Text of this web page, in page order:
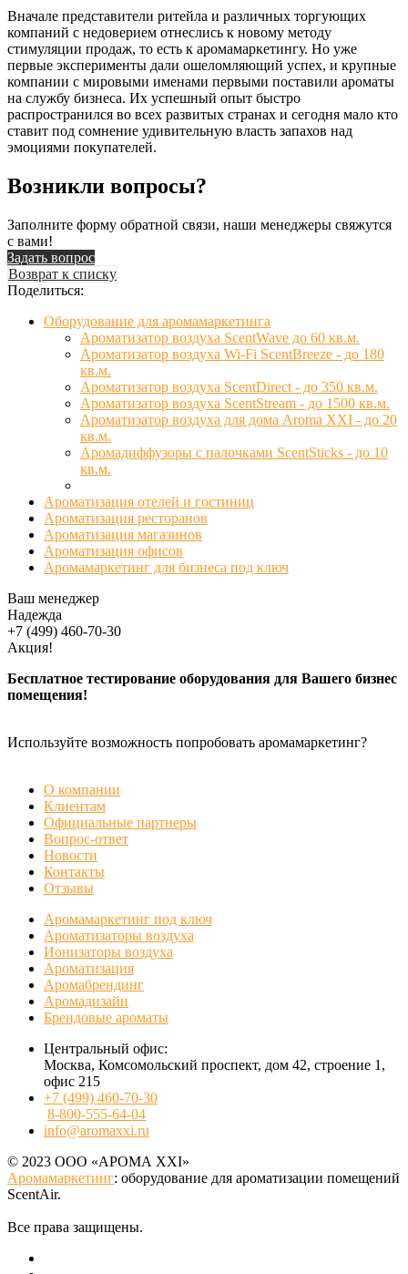
Вначале представители ритейла и различных торгующих
компаний с недоверием отнеслись к новому методу
стимуляции продаж, то есть к аромамаркетингу. Но уже
первые эксперименты дали ошеломляющий успех, и крупные
компании с мировыми именами первыми поставили ароматы
на службу бизнеса. Их успешный опыт быстро
распространился во всех развитых странах и сегодня мало кто
ставит под сомнение удивительную власть запахов над
эмоциями покупателей.
Возникли вопросы?
Заполните форму обратной связи, наши менеджеры свяжутся
с вами!
Задать вопрос
Возврат к списку
Поделиться:
Оборудование для аромамаркетинга
Ароматизатор воздуха ScentWave до 60 кв.м.
Ароматизатор воздуха Wi-Fi ScentBreeze - до 180
кв.м.
Ароматизатор воздуха ScentDirect - до 350 кв.м.
Ароматизатор воздуха ScentStream - до 1500 кв.м.
Ароматизатор воздуха для дома Aroma XXI - до 20
кв.м.
Аромадиффузоры с палочками ScentSticks - до 10
кв.м.
Ароматизация отелей и гостиниц
Ароматизация ресторанов
Ароматизация магазинов
Ароматизация офисов
Аромамаркетинг для бизнеса под ключ
Ваш менеджер
Надежда
+7 (499) 460-70-30
Акция!
Бесплатное тестирование оборудования для Вашего бизнес
помещения!
Используйте возможность попробовать аромамаркетинг?
О компании
Клиентам
Официальные партнеры
Вопрос-ответ
Новости
Контакты
Отзывы
Аромамаркетинг под ключ
Ароматизаторы воздуха
Ионизаторы воздуха
Ароматизация
Аромабрендинг
Аромадизайн
Брендовые ароматы
Центральный офис:
Москва, Комсомольский проспект, дом 42, строение 1,
офис 215
+7 (499) 460-70-30
8-800-555-64-04
info@aromaxxi.ru
© 2023 ООО «АРОМА XXI»
Аромамаркетинг: оборудование для ароматизации помещений
ScentAir.
Все права защищены.